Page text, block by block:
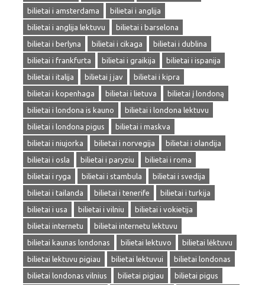
bilietai i amsterdama
bilietai i anglija
bilietai i anglija lektuvu
bilietai i barselona
bilietai i berlyna
bilietai i cikaga
bilietai i dublina
bilietai i frankfurta
bilietai i graikija
bilietai i ispanija
bilietai i italija
bilietai į jav
bilietai i kipra
bilietai i kopenhaga
bilietai i lietuva
bilietai į londoną
bilietai i londona is kauno
bilietai i londona lektuvu
bilietai i londona pigus
bilietai i maskva
bilietai i niujorka
bilietai i norvegija
bilietai i olandija
bilietai i osla
bilietai i paryziu
bilietai i roma
bilietai i ryga
bilietai i stambula
bilietai i svedija
bilietai i tailanda
bilietai i tenerife
bilietai i turkija
bilietai i usa
bilietai i vilniu
bilietai i vokietija
bilietai internetu
bilietai internetu lektuvu
bilietai kaunas londonas
bilietai lektuvo
bilietai lėktuvu
bilietai lektuvu pigiau
bilietai lektuvui
bilietai londonas
bilietai londonas vilnius
bilietai pigiau
bilietai pigus